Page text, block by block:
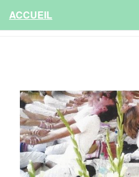
ACCUEIL